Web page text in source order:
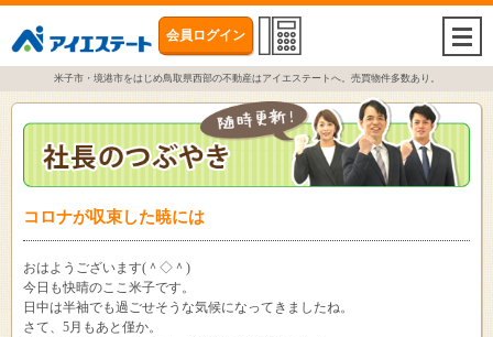
会員ログイン
米子市・境港市をはじめ鳥取県西部の不動産はアイエステートへ。売買物件多数あり。
コロナが収束した暁には
おはようございます(＾◇＾)
今日も快晴のここ米子です。
日中は半袖でも過ごせそうな気候になってきましたね。
さて、5月もあと僅か。